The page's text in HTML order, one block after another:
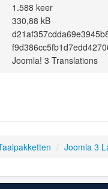
1.588 keer
330,88 kB
Joomla! 3 Translations
/ Joomla 3